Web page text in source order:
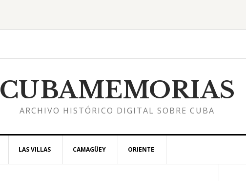
CUBAMEMORIAS
ARCHIVO HISTÓRICO DIGITAL SOBRE CUBA
LAS VILLAS CAMAGÜEY ORIENTE